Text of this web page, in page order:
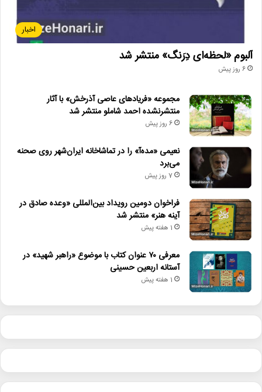
اخبار
آلبوم «لحظه‌ای دِرَنگ» منتشر شد
6 روز پیش
مجموعه «فریادهای عاصی آذرخش» با آثار
منتشرنشده احمد شاملو منتشر شد
6 روز پیش
نعیمی «مده‌آ» را در تماشاخانه ایران‌شهر روی صحنه
می‌برد
7 روز پیش
فراخوان دومین رویداد بین‌المللی «وعده صادق در
آینه هنر» منتشر شد
1 هفته پیش
معرفی ۷۰ عنوان کتاب با موضوع «راهبر شهید» در
آستانه اربعین حسینی
1 هفته پیش